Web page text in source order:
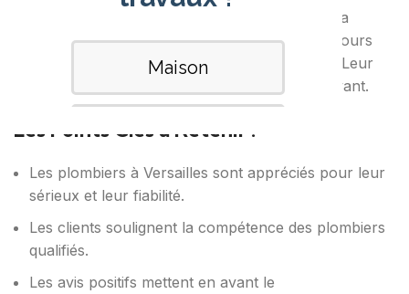
gagnent la confiance grâce à leur expertise et la
qualité de leurs interventions. De nombreux retours
soulignent le professionnalisme des plombiers. Leur
travail sérieux et efficace est toujours mis en avant.
Les Points Clés à Retenir :
Les plombiers à Versailles sont appréciés pour leur
sérieux et leur fiabilité.
Les clients soulignent la compétence des plombiers
qualifiés.
Les avis positifs mettent en avant le